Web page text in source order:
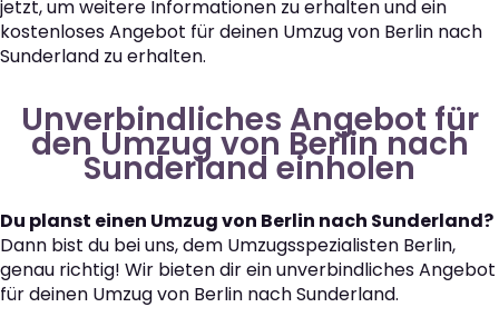
jetzt, um weitere Informationen zu erhalten und ein
kostenloses Angebot für deinen Umzug von Berlin nach
Sunderland zu erhalten.
Unverbindliches Angebot für
den Umzug von Berlin nach
Sunderland einholen
Du planst einen Umzug von Berlin nach Sunderland?
Dann bist du bei uns, dem Umzugsspezialisten Berlin,
genau richtig! Wir bieten dir ein unverbindliches Angebot
für deinen Umzug von Berlin nach Sunderland.